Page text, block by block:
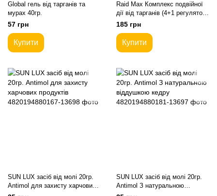
Globаl гель від тарганів та
мурах 40гр.
57 грн
Купити
Raid Max Комплекс подвійної
дії від тарганів (4+1 регулятор
розмноження)
185 грн
Купити
SUN LUX засіб від молі 20гр.
Antimol для захисту харчових
продуктів
SUN LUX засіб від молі 20гр.
Antimol З натуральною
віддушкою кедру